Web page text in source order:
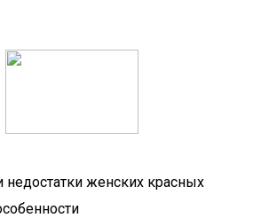
женских красных